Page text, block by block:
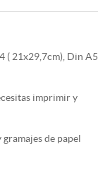
( 21x29,7cm), Din A5
imprimir y
de papel